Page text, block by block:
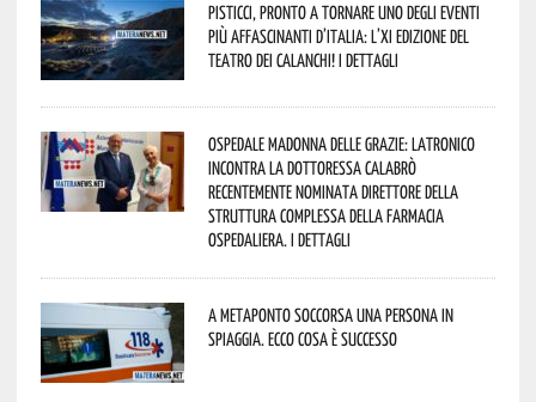
Pisticci, pronto a tornare uno degli eventi
più affascinanti d’Italia: l’XI edizione del
Teatro dei Calanchi! I dettagli
Ospedale Madonna delle Grazie: Latronico
incontra la dottoressa Calabrò
recentemente nominata Direttore della
Struttura Complessa della Farmacia
Ospedaliera. I dettagli
A Metaponto soccorsa una persona in
spiaggia. Ecco cosa è successo